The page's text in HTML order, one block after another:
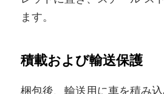
ます。
積載および輸送保護